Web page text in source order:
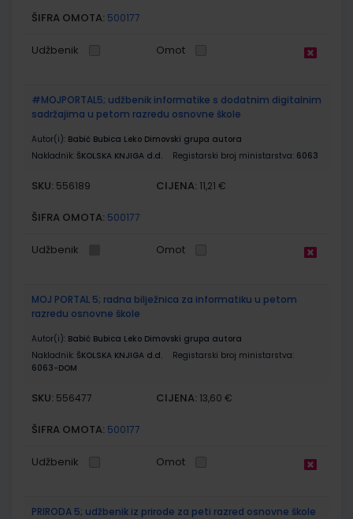
ŠIFRA OMOTA: 500177
Udžbenik Omot
#MOJPORTAL5; udžbenik informatike s dodatnim digitalnim
sadržajima u petom razredu osnovne škole
Autor(i): Babić Bubica Leko Dimovski grupa autora
Nakladnik: ŠKOLSKA KNJIGA d.d. Registarski broj ministarstva: 6063
SKU: 556189 CIJENA: 11,21 €
ŠIFRA OMOTA: 500177
Udžbenik Omot
MOJ PORTAL 5; radna bilježnica za informatiku u petom
razredu osnovne škole
Autor(i): Babić Bubica Leko Dimovski grupa autora
Nakladnik: ŠKOLSKA KNJIGA d.d.
Registarski broj ministarstva:
6063-DOM
SKU: 556477 CIJENA: 13,60 €
ŠIFRA OMOTA: 500177
Udžbenik Omot
PRIRODA 5; udžbenik iz prirode za peti razred osnovne škole